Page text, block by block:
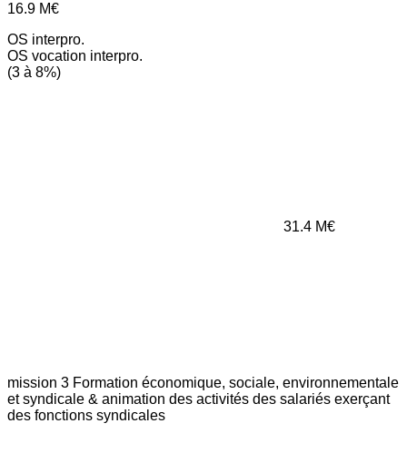
16.9 M€
OS interpro.
OS vocation interpro.
(3 à 8%)
31.4 M€
mission 3 Formation économique, sociale, environnementale
et syndicale & animation des activités des salariés exerçant
des fonctions syndicales